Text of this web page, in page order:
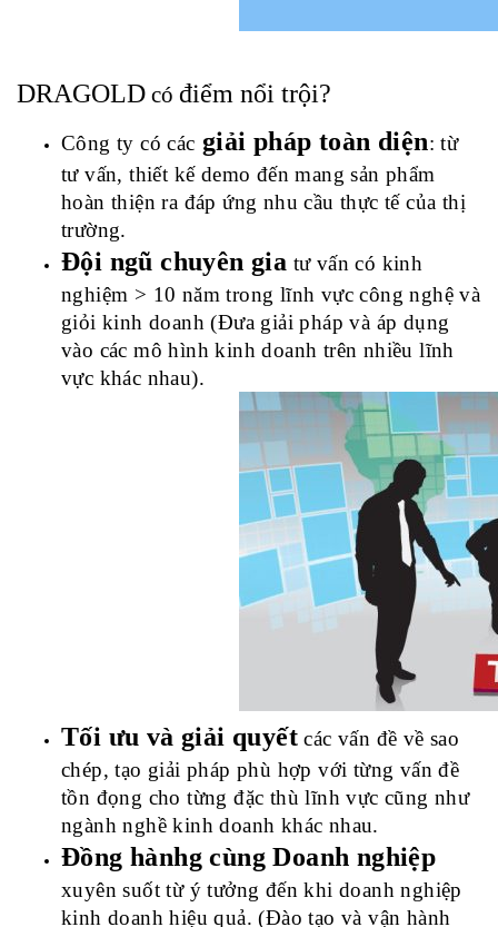
DRAGOLD có điểm nổi trội?
Công ty có các giải pháp toàn diện: từ
tư vấn, thiết kế demo đến mang sản phẩm
hoàn thiện ra đáp ứng nhu cầu thực tế của thị
trường.
Đội ngũ chuyên gia tư vấn có kinh
nghiệm > 10 năm trong lĩnh vực công nghệ và
giỏi kinh doanh (Đưa giải pháp và áp dụng
vào các mô hình kinh doanh trên nhiều lĩnh
vực khác nhau).
Tối ưu và giải quyết các vấn đề về sao
chép, tạo giải pháp phù hợp với từng vấn đề
tồn đọng cho từng đặc thù lĩnh vực cũng như
ngành nghề kinh doanh khác nhau.
Đồng hànhg cùng Doanh nghiệp
xuyên suốt từ ý tưởng đến khi doanh nghiệp
kinh doanh hiệu quả. (Đào tạo và vận hành